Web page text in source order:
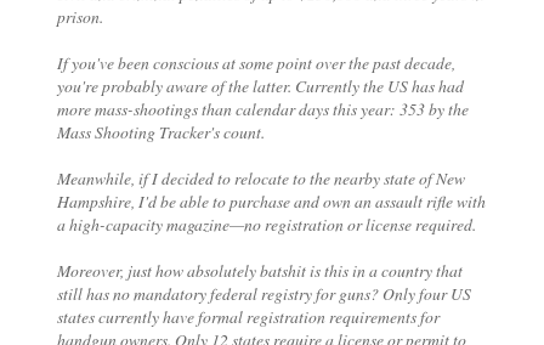
prison.
If you've been conscious at some point over the past decade,
you're probably aware of the latter. Currently the US has had
more mass-shootings than calendar days this year: 353 by the
Mass Shooting Tracker's count.
Meanwhile, if I decided to relocate to the nearby state of New
Hampshire, I'd be able to purchase and own an assault rifle with
a high-capacity magazine—no registration or license required.
Moreover, just how absolutely batshit is this in a country that
still has no mandatory federal registry for guns? Only four US
states currently have formal registration requirements for
handgun owners. Only 12 states require a license or permit to